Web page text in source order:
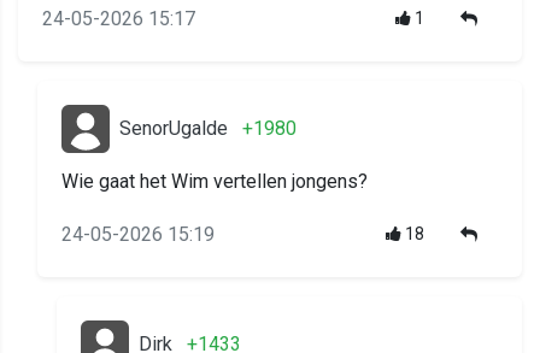
24-05-2026 15:17 1
SenorUgalde +1980
Wie gaat het Wim vertellen jongens?
24-05-2026 15:19 18
Dirk +1433